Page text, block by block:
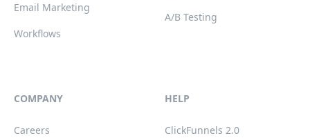
Email Marketing
Workflows
A/B Testing
COMPANY
Careers
HELP
ClickFunnels 2.0